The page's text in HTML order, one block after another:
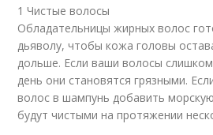
1 Чистые волосы
Обладательницы жирных волос
дьяволу, чтобы кожа головы
дольше. Eсли ваши волосы
день они становятся грязными.
волос в шампунь добавить
будут чистыми на протяжении